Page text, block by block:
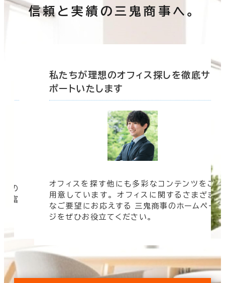
1フロア面積100坪以上
該当数
74室(20棟)
信頼と実績の三鬼商事へ。
の
豊富
私たちが理想のオフィス探しを徹底サ
ポートいたします
オフィスを探す他にも多彩なコンテンツをご
用意しています。 オフィスに関するさまざま
なご要望にお応えする 三鬼商事のホームペー
ジをぜひお役立てください。